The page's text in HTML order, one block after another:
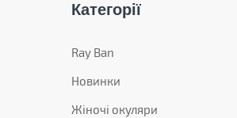
Категорії
Ray Ban
Новинки
Жіночі окуляри